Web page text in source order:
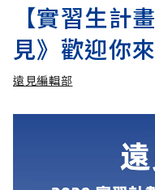
【實習生計
見》歡迎你
遠見編輯部